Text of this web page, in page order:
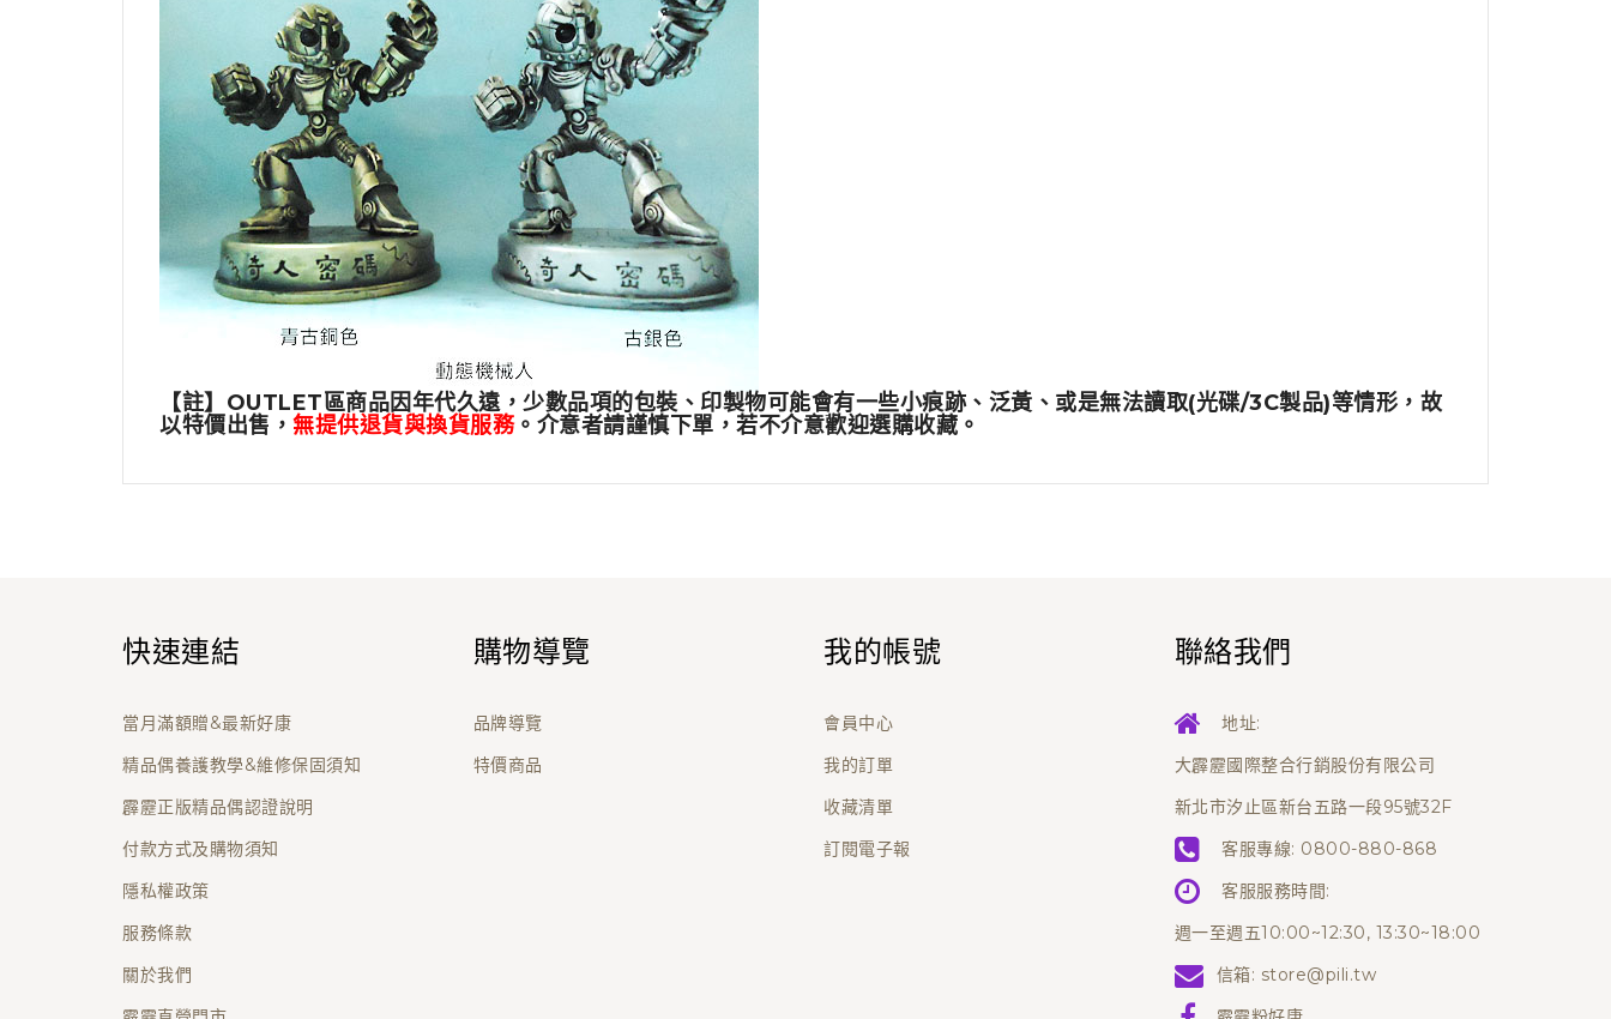
【註】OUTLET區商品因年代久遠，少數品項的包裝、印製物可能會有一些小痕跡、泛黃、或是無法讀取(光碟/3C製品)等情形，故
以特價出售， 無提供退貨與換貨服務。介意者請謹慎下單，若不介意歡迎選購收藏。
快速連結
當月滿額贈&最新好康
精品偶養護教學&維修保固須知
霹靂正版精品偶認證說明
付款方式及購物須知
隱私權政策
服務條款
關於我們
購物導覽
品牌導覽
特價商品
我的帳號
會員中心
我的訂單
收藏清單
訂閱電子報
聯絡我們
地址:
大霹靂國際整合行銷股份有限公司
新北市汐止區新台五路一段95號32F
客服專線: 0800-880-868
客服服務時間:
週一至週五10:00~12:30, 13:30~18:00
信箱: store@pili.tw